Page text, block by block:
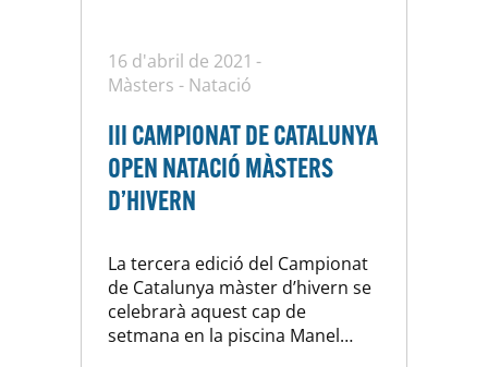
16 d'abril de 2021
Màsters - Natació
III CAMPIONAT DE CATALUNYA
OPEN NATACIÓ MÀSTERS
D’HIVERN
La tercera edició del Campionat
de Catalunya màster d’hivern se
celebrarà aquest cap de
setmana en la piscina Manel